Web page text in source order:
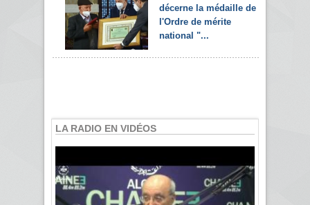
décerne la médaille de
l'Ordre de mérite
national "...
LA RADIO EN VIDÉOS